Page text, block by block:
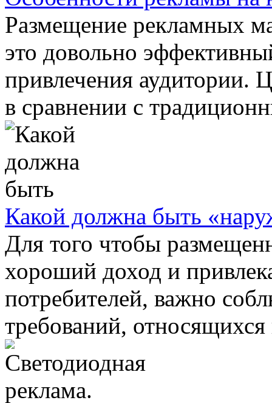
Размещение рекламных
это довольно
привлечения аудитории.
в сравнении с
Какой должна быть
Для того чтобы
хороший доход и
потребителей, важно
требований,